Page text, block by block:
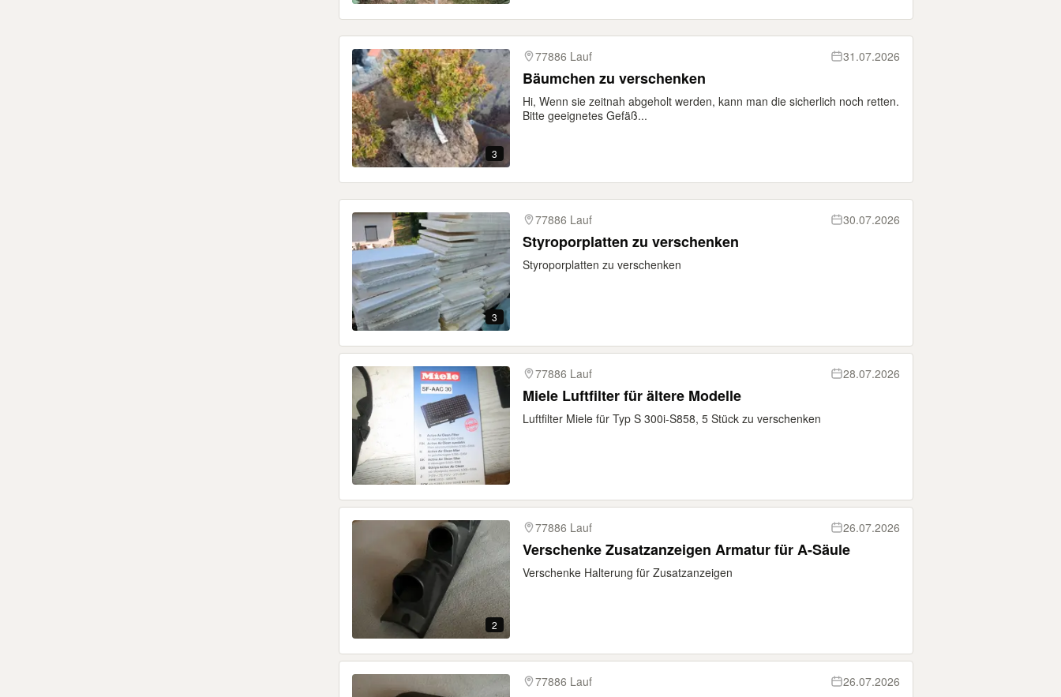
3
77886 Lauf 31.07.2026
Bäumchen zu verschenken
Hi, Wenn sie zeitnah abgeholt werden, kann man die sicherlich noch retten.
Bitte geeignetes Gefäß...
3
77886 Lauf 30.07.2026
Styroporplatten zu verschenken
Styroporplatten zu verschenken
77886 Lauf 28.07.2026
Miele Luftfilter für ältere Modelle
Luftfilter Miele für Typ S 300i-S858, 5 Stück zu verschenken
2
77886 Lauf 26.07.2026
Verschenke Zusatzanzeigen Armatur für A-Säule
Verschenke Halterung für Zusatzanzeigen
77886 Lauf 26.07.2026